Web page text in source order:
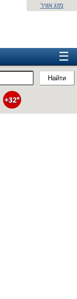
Найти
מזג אוויר
☰
+32°